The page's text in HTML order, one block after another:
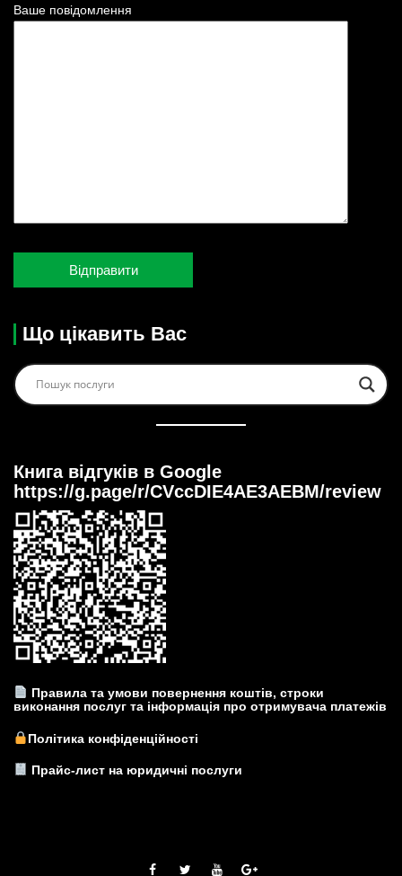
Ваше повідомлення
Що цікавить Вас
Книга відгуків в Google
https://g.page/r/CVccDIE4AE3AEBM/review
Правила та умови повернення коштів, строки
виконання послуг та інформація про отримувача платежів
Політика конфіденційності
Прайс-лист на юридичні послуги